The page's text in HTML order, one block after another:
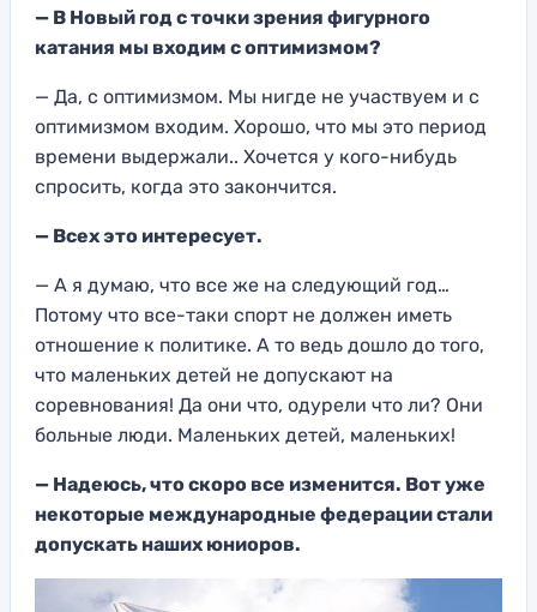
— В Новый год с точки зрения фигурного
катания мы входим с оптимизмом?
— Да, с оптимизмом. Мы нигде не участвуем и с
оптимизмом входим. Хорошо, что мы это период
времени выдержали.. Хочется у кого-нибудь
спросить, когда это закончится.
— Всех это интересует.
— А я думаю, что все же на следующий год…
Потому что все-таки спорт не должен иметь
отношение к политике. А то ведь дошло до того,
что маленьких детей не допускают на
соревнования! Да они что, одурели что ли? Они
больные люди. Маленьких детей, маленьких!
— Надеюсь, что скоро все изменится. Вот уже
некоторые международные федерации стали
допускать наших юниоров.